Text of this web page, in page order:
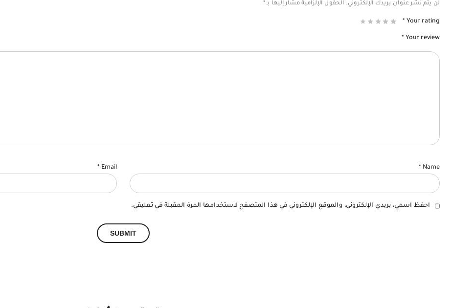
لن يتم نشر عنوان بريدك الإلكتروني. الحقول الإلزامية مشار إليها بـ*
Your rating
*
Your review
*
Name
*
Email
*
احفظ اسمي، بريدي الإلكتروني، والموقع الإلكتروني في هذا المتصفح لاستخدامها المرة المقبلة في تعليقي.